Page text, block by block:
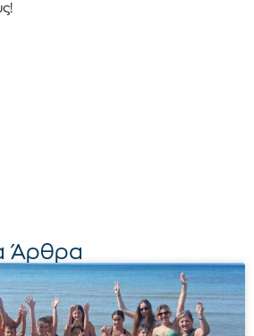
Άρθρα